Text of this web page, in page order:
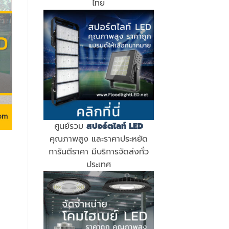
ไทย
ศูนย์รวม สปอร์ตไลท์ LED
คุณภาพสูง และราคาประหยัด
การันตีราคา มีบริการจัดส่งทั่ว
ประเทศ